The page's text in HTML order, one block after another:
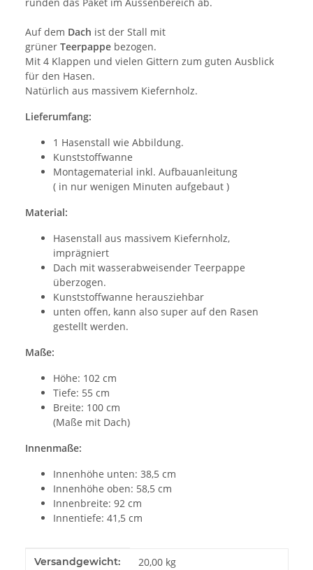
Auf dem Dach ist der Stall mit
grüner Teerpappe bezogen.
Mit 4 Klappen und vielen Gittern zum guten Ausblick
für den Hasen.
Natürlich aus massivem Kiefernholz.
Lieferumfang:
1 Hasenstall wie Abbildung.
Kunststoffwanne
Montagematerial inkl. Aufbauanleitung
( in nur wenigen Minuten aufgebaut )
Material:
Hasenstall aus massivem Kiefernholz,
imprägniert
Dach mit wasserabweisender Teerpappe
überzogen.
Kunststoffwanne herausziehbar
unten offen, kann also super auf den Rasen
gestellt werden.
Maße:
Höhe: 102 cm
Tiefe: 55 cm
Breite: 100 cm
(Maße mit Dach)
Innenmaße:
Innenhöhe unten: 38,5 cm
Innenhöhe oben: 58,5 cm
Innenbreite: 92 cm
Innentiefe: 41,5 cm
Produkteigenschaft
Wert
Versandgewicht: 20,00 kg